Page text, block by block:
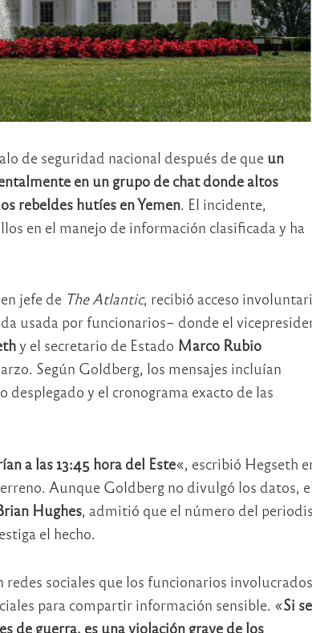
de seguridad nacional después de que un
en un grupo de chat donde altos
rebeldes hutíes en Yemen. El incidente,
en el manejo de información clasificada y ha
jefe de The Atlantic, recibió acceso
usada por funcionarios– donde el
y el secretario de Estado Marco Rubio
Según Goldberg, los mensajes incluían
y el cronograma exacto de las
a las 13:45 hora del Este«, escribió Hegseth
Aunque Goldberg no divulgó los datos,
Hughes, admitió que el número del
el hecho.
sociales que los funcionarios involucrados
para compartir información sensible. «Si se
de guerra, es una violación grave de los